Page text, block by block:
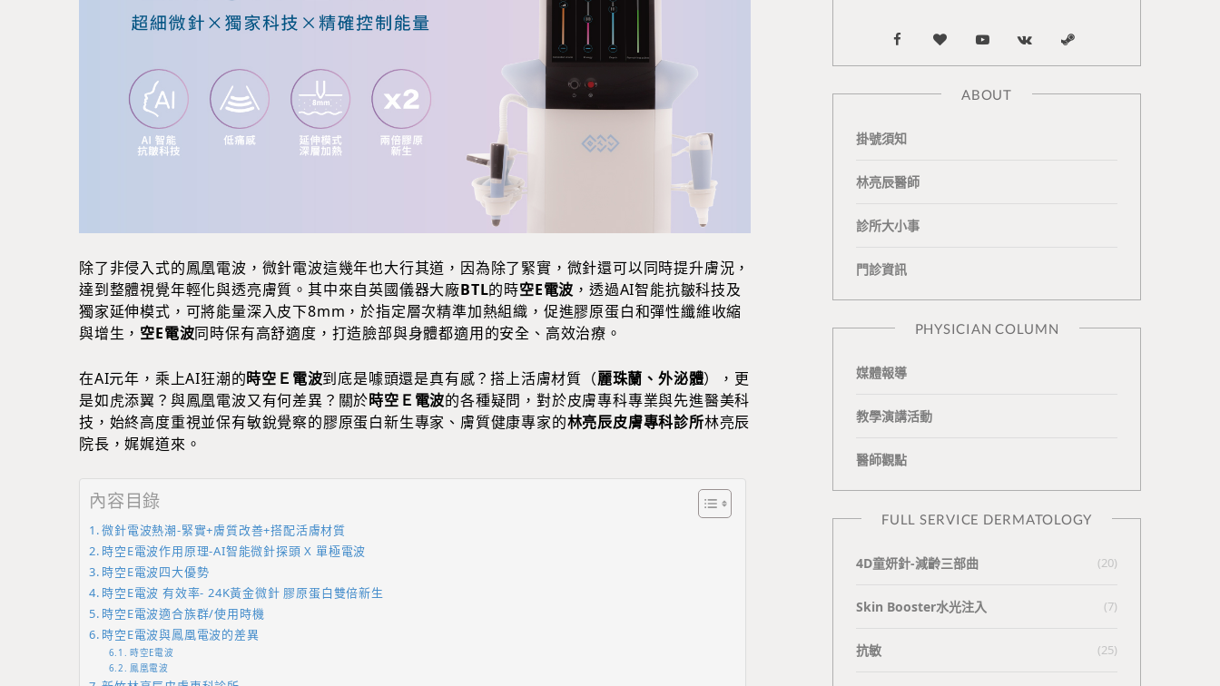
除了非侵入式的鳳凰電波，微針電波這幾年也大行其道，因為除了緊實，微針還可以同時提升膚況，
達到整體視覺年輕化與透亮膚質。其中來自英國儀器大廠BTL的時空E電波 ，透過AI智能抗皺科技及
獨家延伸模式，可將能量深入皮下8mm，於指定層次精準加熱組織，促進膠原蛋白和彈性纖維收縮
與增生， 空E電波同時保有高舒適度，打造臉部與身體都適用的安全、高效治療。
在AI元年，乘上AI狂潮的時空Ｅ電波到底是噱頭還是真有感？搭上活膚材質（麗珠蘭、外泌體），更
是如虎添翼？與鳳凰電波又有何差異？關於時空Ｅ電波的各種疑問，對於皮膚專科專業與先進醫美科
技，始終高度重視並保有敏銳覺察的膠原蛋白新生專家、膚質健康專家的林亮辰皮膚專科診所林亮辰
院長，娓娓道來。
內容目錄
微針電波熱潮-緊實+膚質改善+搭配活膚材質
時空E電波作用原理-AI智能微針探頭 X 單極電波
時空E電波四大優勢
時空E電波 有效率- 24K黃金微針 膠原蛋白雙倍新生
時空E電波適合族群/使用時機
時空E電波與鳳凰電波的差異
時空E電波
鳳凰電波
F
a
e
b
k
B
l
n
Y
o
u
V
K
e
S
t
ABOUT
掛號須知
林亮辰醫師
診所大小事
門診資訊
PHYSICIAN COLUMN
媒體報導
教學演講活動
醫師觀點
FULL SERVICE DERMATOLOGY
4D童妍針-減齡三部曲 (20)
Skin Booster水光注入 (7)
抗敏 (25)